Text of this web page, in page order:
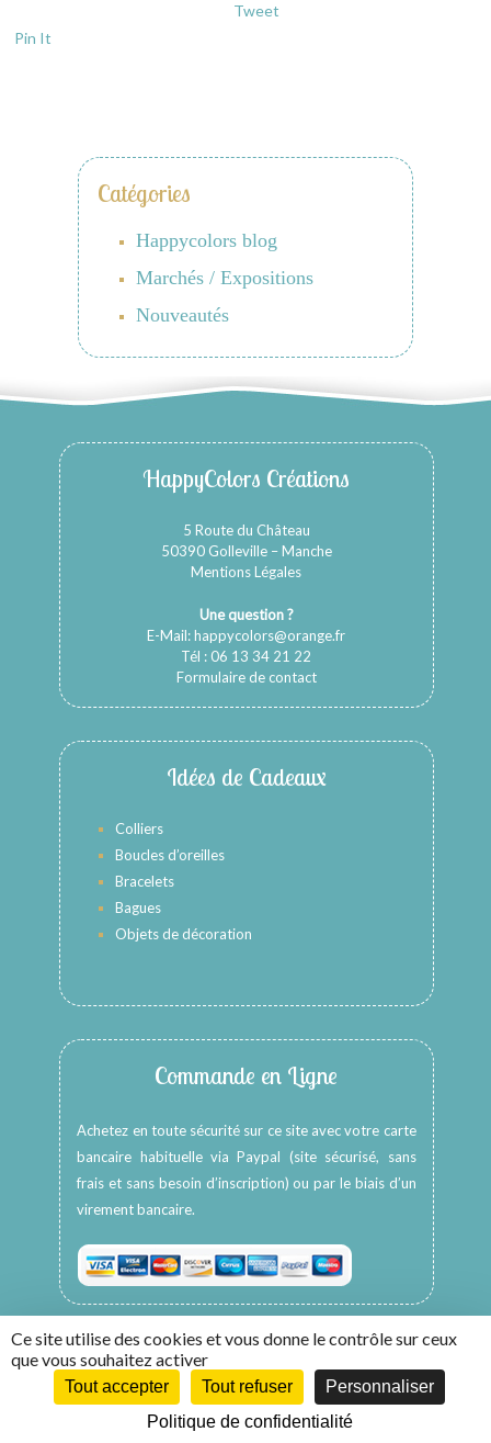
Tweet
Pin It
Catégories
Happycolors blog
Marchés / Expositions
Nouveautés
HappyColors Créations
5 Route du Château
50390 Golleville – Manche
Mentions Légales
Une question ?
E-Mail:happycolors@orange.fr
Tél : 06 13 34 21 22
Formulaire de contact
Idées de Cadeaux
Colliers
Boucles d’oreilles
Bracelets
Bagues
Objets de décoration
Commande en Ligne
Achetez en toute sécurité sur ce site avec votre carte
bancaire habituelle via Paypal (site sécurisé, sans
frais et sans besoin d’inscription) ou par le biais d’un
virement bancaire.
Copyright © 2026 -HappyColors Créations
Création WebCom.Me
Ce site utilise des cookies et vous donne le contrôle sur ceux
que vous souhaitez activer
Tout accepter Tout refuser
Personnaliser
Politique de confidentialité